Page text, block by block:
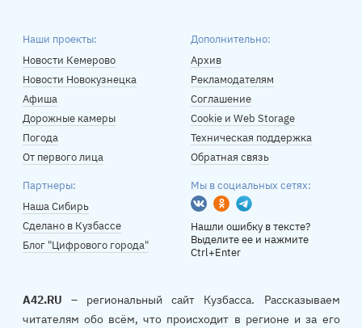
Наши проекты:
Новости Кемерово
Новости Новокузнецка
Афиша
Дорожные камеры
Погода
От первого лица
Дополнительно:
Архив
Рекламодателям
Соглашение
Cookie и Web Storage
Техническая поддержка
Обратная связь
Партнеры:
Наша Сибирь
Сделано в Кузбассе
Блог "Цифрового города"
Мы в социальных сетях:
Вконтакте
Одноклассники
Telegram
Нашли ошибку в тексте?
Выделите ее и нажмите
Ctrl+Enter
A42.RU – региональный сайт Кузбасса. Рассказываем
читателям обо всём, что происходит в регионе и за его